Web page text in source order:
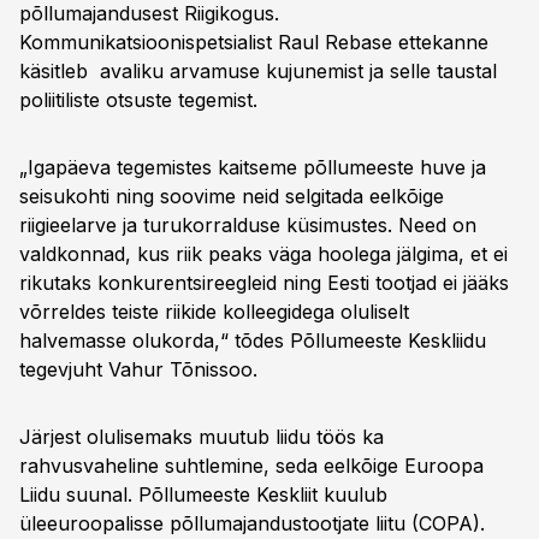
põllumajandusest Riigikogus.
Kommunikatsioonispetsialist Raul Rebase ettekanne
käsitleb avaliku arvamuse kujunemist ja selle taustal
poliitiliste otsuste tegemist.
„Igapäeva tegemistes kaitseme põllumeeste huve ja
seisukohti ning soovime neid selgitada eelkõige
riigieelarve ja turukorralduse küsimustes. Need on
valdkonnad, kus riik peaks väga hoolega jälgima, et ei
rikutaks konkurentsireegleid ning Eesti tootjad ei jääks
võrreldes teiste riikide kolleegidega oluliselt
halvemasse olukorda,“ tõdes Põllumeeste Keskliidu
tegevjuht Vahur Tõnissoo.
Järjest olulisemaks muutub liidu töös ka
rahvusvaheline suhtlemine, seda eelkõige Euroopa
Liidu suunal. Põllumeeste Keskliit kuulub
üleeuroopalisse põllumajandustootjate liitu (COPA).